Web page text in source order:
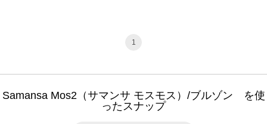
1
Samansa Mos2（サマンサ モスモス）/ブルゾン を使
ったスナップ